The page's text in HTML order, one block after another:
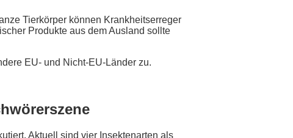
Tierkörper können Krankheitserreger
Produkte aus dem Ausland sollte
EU- und Nicht-EU-Länder zu.
Aktuell sind vier Insektenarten als